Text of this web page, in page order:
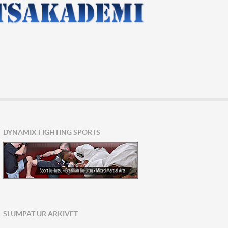
DYNAMIX FIGHTING SPORTS
SLUMPAT UR ARKIVET